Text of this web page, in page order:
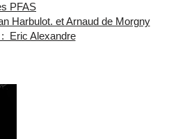
PFAS
Harbulot. et Arnaud de Morgny
Eric Alexandre